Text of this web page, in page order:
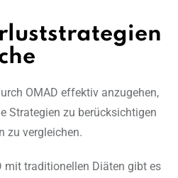
OMAD effektiv anzugehen,
Strategien zu berücksichtigen
zu vergleichen.
mit traditionellen Diäten gibt es